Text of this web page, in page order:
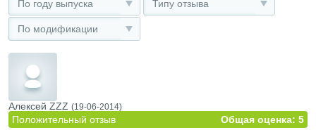
По году выпуска
Типу отзыва
По модификации
Алексей ZZZ (19-06-2014)
Положительный отзыв Общая оценка: 5